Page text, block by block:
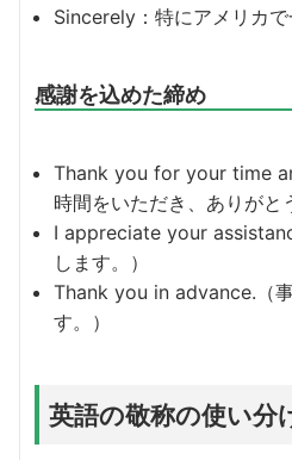
Sincerely：特にアメリカで
感謝を込めた締め
Thank you for your time
時間をいただき、ありがと
I appreciate your
します。）
Thank you in advance.（
す。）
英語の敬称の使い分